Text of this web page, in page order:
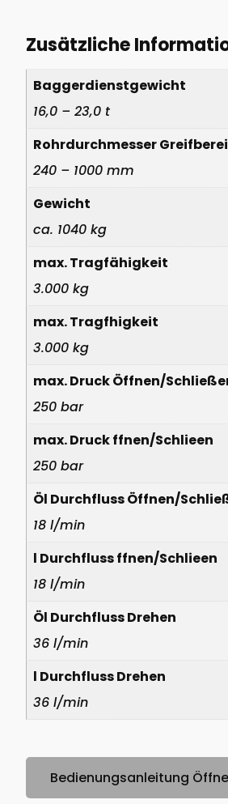
Zusätzliche
Baggerdienstgewicht
16,0 – 23,0 t
Rohrdurchmesser
240 – 1000 mm
Gewicht
ca. 1040 kg
max. Tragfähigkeit
3.000 kg
max. Tragfhigkeit
3.000 kg
max. Druck Öffnen/
250 bar
max. Druck ffnen/Schlieen
250 bar
Öl Durchfluss Öffnen/
18 l/min
l Durchfluss ffnen/Schlieen
18 l/min
Öl Durchfluss Drehen
36 l/min
l Durchfluss Drehen
36 l/min
Bedienungsanleitung